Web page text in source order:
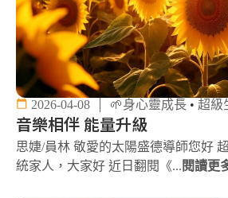
2026-04-08 🌱身心靈成長 • 超級
音樂相伴 能量升級
思婕/員林 敬愛的太陽盛德導師您好
統家人，大家好 近日翻閱《... 閱讀更